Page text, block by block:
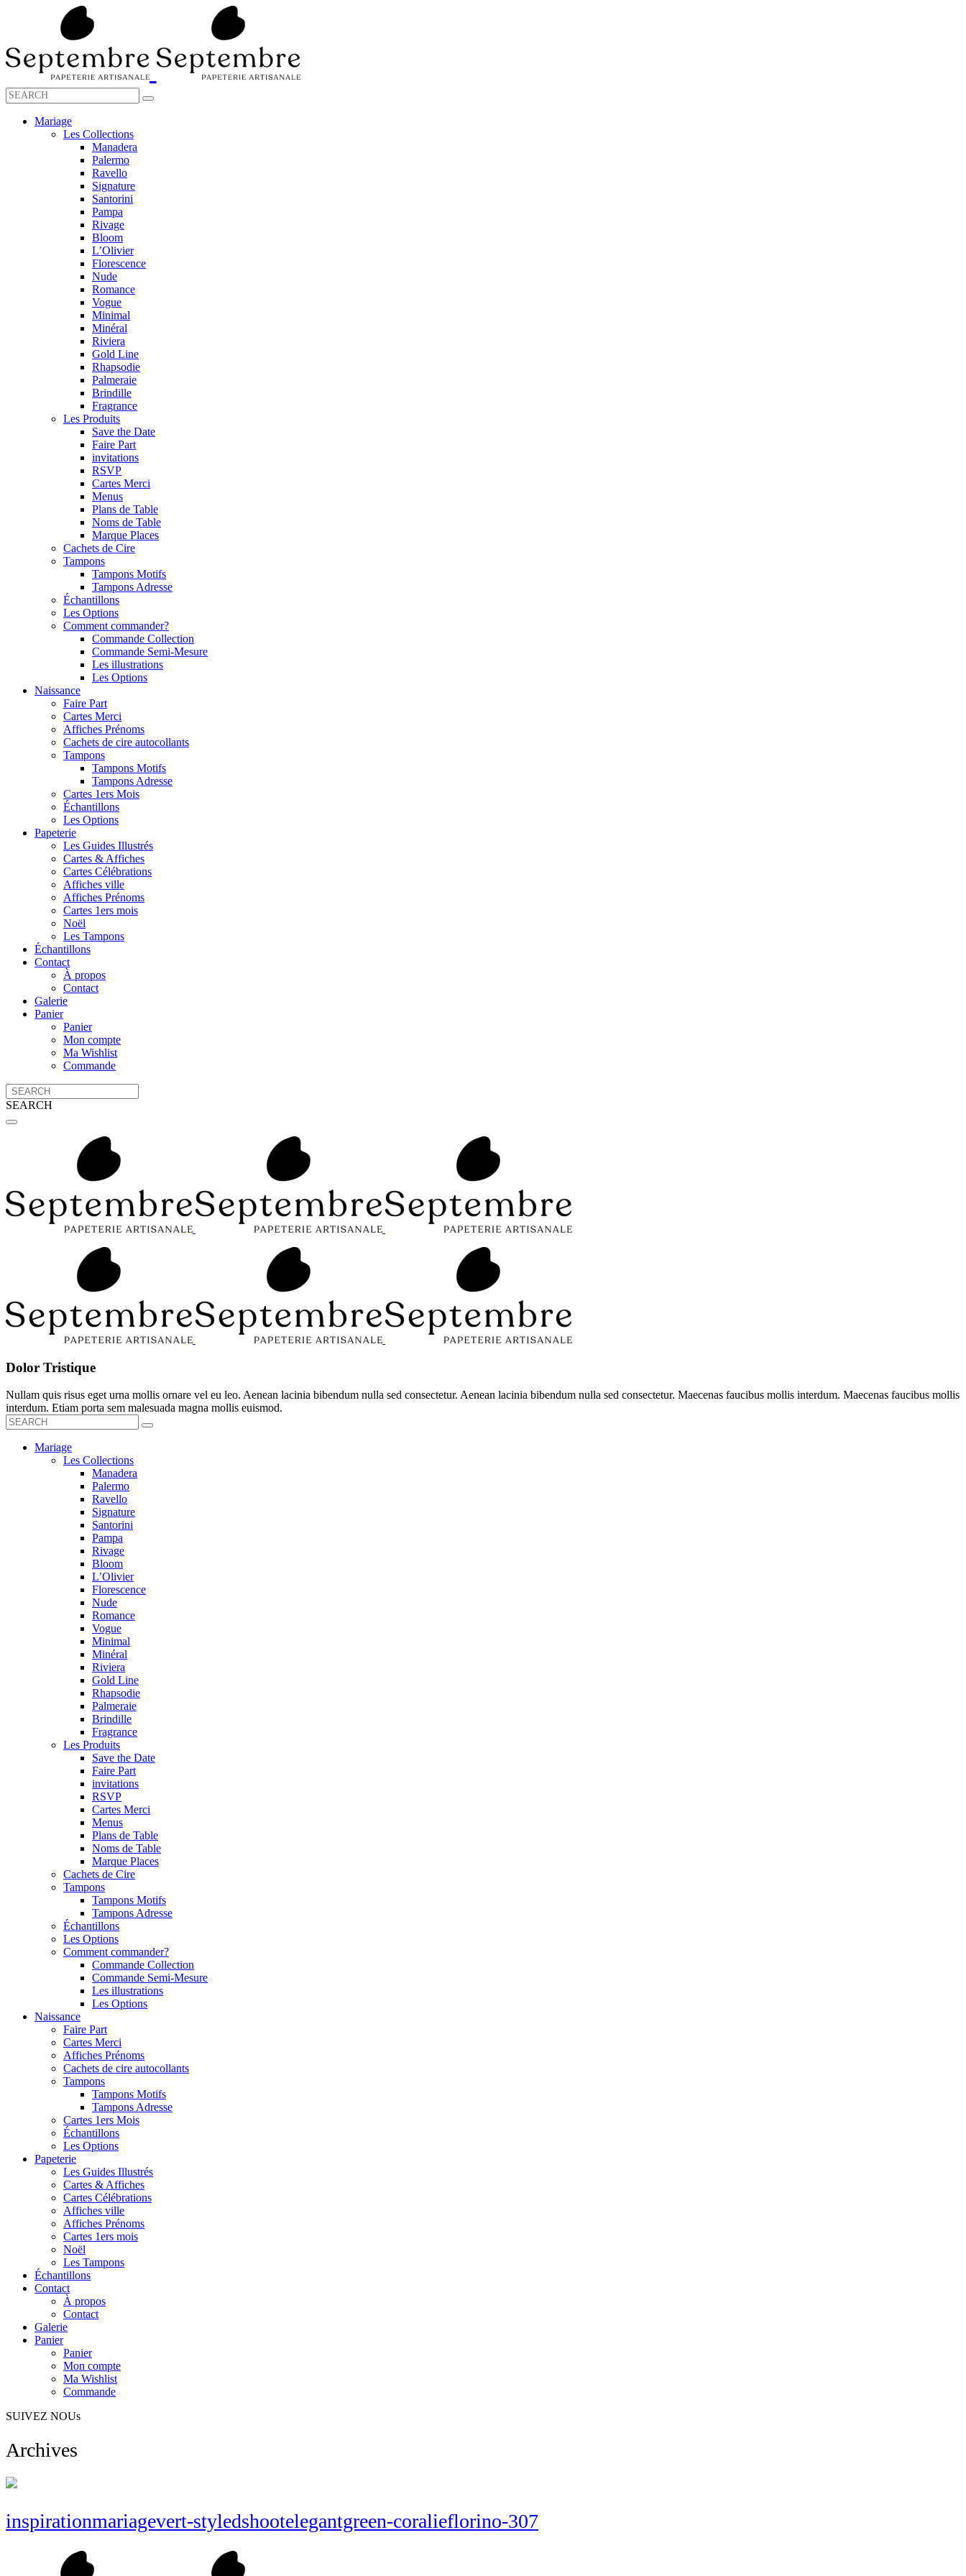
Mariage
Les Collections
Manadera
Palermo
Ravello
Signature
Santorini
Pampa
Rivage
Bloom
L’Olivier
Florescence
Nude
Romance
Vogue
Minimal
Minéral
Riviera
Gold Line
Rhapsodie
Palmeraie
Brindille
Fragrance
Les Produits
Save the Date
Faire Part
invitations
RSVP
Cartes Merci
Menus
Plans de Table
Noms de Table
Marque Places
Cachets de Cire
Tampons
Tampons Motifs
Tampons Adresse
Échantillons
Les Options
Comment commander?
Commande Collection
Commande Semi-Mesure
Les illustrations
Les Options
Naissance
Faire Part
Cartes Merci
Affiches Prénoms
Cachets de cire autocollants
Tampons
Tampons Motifs
Tampons Adresse
Cartes 1ers Mois
Échantillons
Les Options
Papeterie
Les Guides Illustrés
Cartes & Affiches
Cartes Célébrations
Affiches ville
Affiches Prénoms
Cartes 1ers mois
Noël
Les Tampons
Échantillons
Contact
À propos
Contact
Galerie
Panier
Panier
Mon compte
Ma Wishlist
Commande
SEARCH
Dolor Tristique
Nullam quis risus eget urna mollis ornare vel eu leo. Aenean lacinia bibendum nulla sed consectetur. Aenean lacinia bibendum nulla sed consectetur. Maecenas faucibus mollis interdum. Maecenas faucibus mollis
interdum. Etiam porta sem malesuada magna mollis euismod.
Mariage
Les Collections
Manadera
Palermo
Ravello
Signature
Santorini
Pampa
Rivage
Bloom
L’Olivier
Florescence
Nude
Romance
Vogue
Minimal
Minéral
Riviera
Gold Line
Rhapsodie
Palmeraie
Brindille
Fragrance
Les Produits
Save the Date
Faire Part
invitations
RSVP
Cartes Merci
Menus
Plans de Table
Noms de Table
Marque Places
Cachets de Cire
Tampons
Tampons Motifs
Tampons Adresse
Échantillons
Les Options
Comment commander?
Commande Collection
Commande Semi-Mesure
Les illustrations
Les Options
Naissance
Faire Part
Cartes Merci
Affiches Prénoms
Cachets de cire autocollants
Tampons
Tampons Motifs
Tampons Adresse
Cartes 1ers Mois
Échantillons
Les Options
Papeterie
Les Guides Illustrés
Cartes & Affiches
Cartes Célébrations
Affiches ville
Affiches Prénoms
Cartes 1ers mois
Noël
Les Tampons
Échantillons
Contact
À propos
Contact
Galerie
Panier
Panier
Mon compte
Ma Wishlist
Commande
SUIVEZ NOUs
Archives
inspirationmariagevert-styledshootelegantgreen-coralieflorino-307